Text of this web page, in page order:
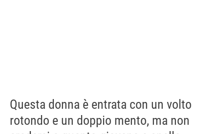
Questa donna è entrata con un volto
rotondo e un doppio mento, ma non